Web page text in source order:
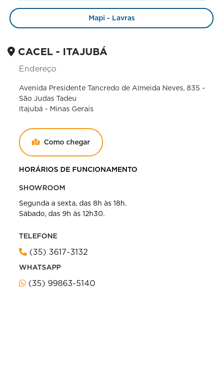
Mapi - Lavras
CACEL - ITAJUBÁ
Endereço
Avenida Presidente Tancredo de Almeida Neves, 835 -
São Judas Tadeu
Itajubá - Minas Gerais
Como chegar
HORÁRIOS DE FUNCIONAMENTO
SHOWROOM
Segunda a sexta, das 8h às 18h.
Sábado, das 9h às 12h30.
TELEFONE
(35) 3617-3132
WHATSAPP
(35) 99863-5140